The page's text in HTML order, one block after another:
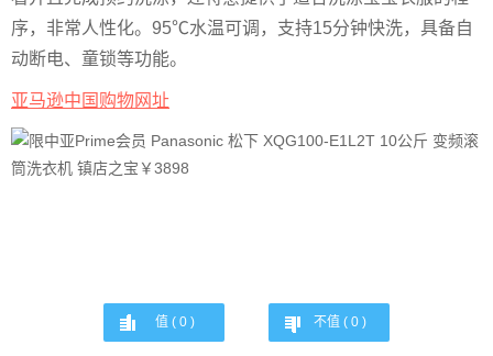
序，非常人性化。95℃水温可调，支持15分钟快洗，具备自
动断电、童锁等功能。
亚马逊中国购物网址
值 ( 0 ) 不值 ( 0 )